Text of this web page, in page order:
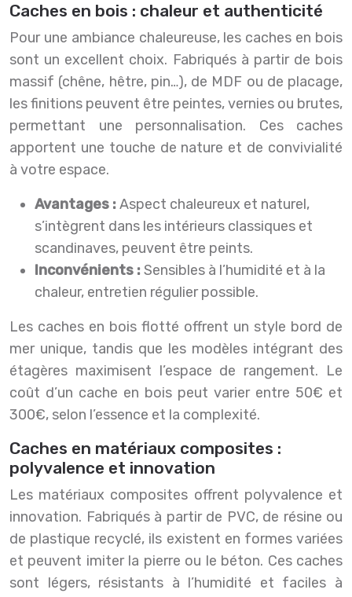
Caches en bois : chaleur et authenticité
Pour une ambiance chaleureuse, les caches en bois
sont un excellent choix. Fabriqués à partir de bois
massif (chêne, hêtre, pin…), de MDF ou de placage,
les finitions peuvent être peintes, vernies ou brutes,
permettant une personnalisation. Ces caches
apportent une touche de nature et de convivialité
à votre espace.
Avantages :Aspect chaleureux et naturel,
s’intègrent dans les intérieurs classiques et
scandinaves, peuvent être peints.
Inconvénients :Sensibles à l’humidité et à la
chaleur, entretien régulier possible.
Les caches en bois flotté offrent un style bord de
mer unique, tandis que les modèles intégrant des
étagères maximisent l’espace de rangement. Le
coût d’un cache en bois peut varier entre 50€ et
300€, selon l’essence et la complexité.
Caches en matériaux composites :
polyvalence et innovation
Les matériaux composites offrent polyvalence et
innovation. Fabriqués à partir de PVC, de résine ou
de plastique recyclé, ils existent en formes variées
et peuvent imiter la pierre ou le béton. Ces caches
sont légers, résistants à l’humidité et faciles à